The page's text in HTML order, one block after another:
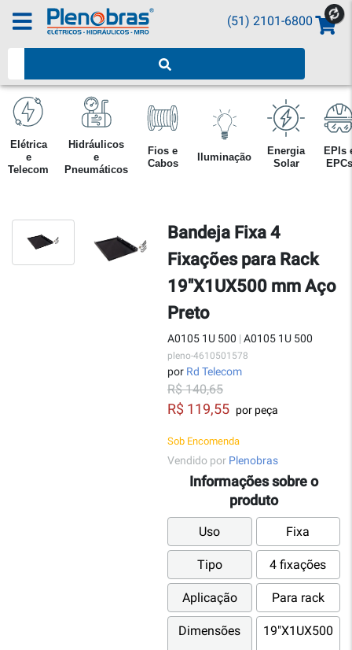
(51) 2101-6800
Elétrica
e
Telecom
Hidráulicos
e
Pneumáticos
Fios e
Cabos
Iluminação
Energia
Solar
EPIs
EPCs
Bandeja Fixa 4
Fixações para Rack
19"X1UX500 mm Aço
Preto
A0105 1U 500 | A0105 1U 500
pleno-4610501578
por Rd Telecom
R$ 140,65
R$ 119,55 por peça
Sob Encomenda
Vendido por Plenobras
Informações sobre o
produto
Uso Fixa
Tipo 4 fixações
Aplicação Para rack
Dimensões
19"X1UX500